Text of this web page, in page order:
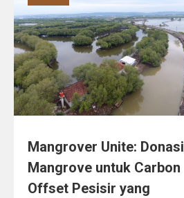
Mangrover Unite: Donasi
Mangrove untuk Carbon
Offset Pesisir yang